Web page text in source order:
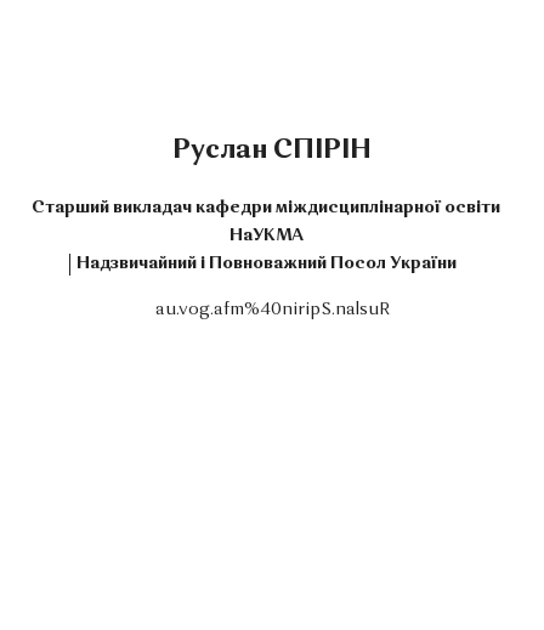
Руслан СПІРІН
Старший викладач кафедри міждисциплінарної освіти
НаУКМА
Надзвичайний і Повноважний Посол України
au.vog.afm%40niripS.nalsuR